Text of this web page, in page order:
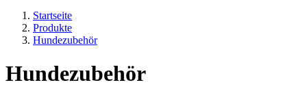
Startseite
Produkte
Hundezubehör
Hundezubehör